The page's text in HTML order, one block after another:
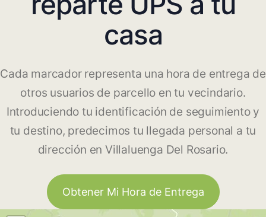
casa
Cada marcador representa una hora de entrega de
otros usuarios de parcello en tu vecindario.
Introduciendo tu identificación de seguimiento y
tu destino, predecimos tu llegada personal a tu
dirección en Villaluenga Del Rosario.
Obtener Mi Hora de Entrega